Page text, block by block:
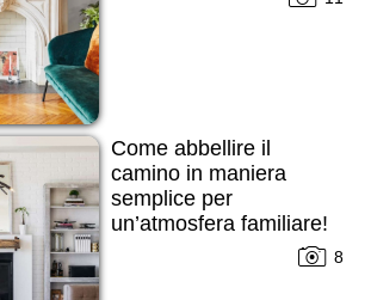
Come abbellire il
camino in maniera
semplice per
un’atmosfera familiare!
8